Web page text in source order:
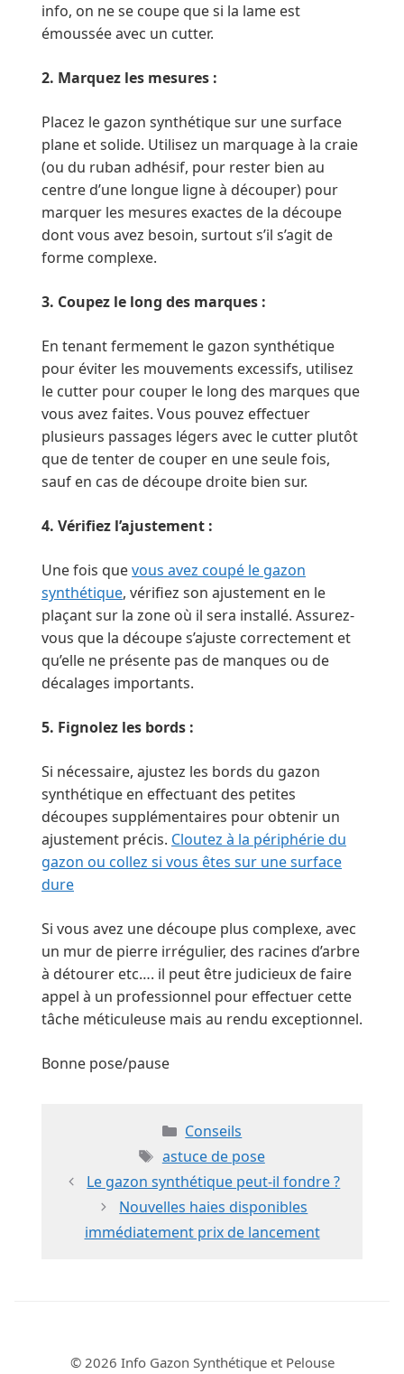
info, on ne se coupe que si la lame est
émoussée avec un cutter.
2. Marquez les mesures :
Placez le gazon synthétique sur une surface
plane et solide. Utilisez un marquage à la craie
(ou du ruban adhésif, pour rester bien au
centre d’une longue ligne à découper) pour
marquer les mesures exactes de la découpe
dont vous avez besoin, surtout s’il s’agit de
forme complexe.
3. Coupez le long des marques :
En tenant fermement le gazon synthétique
pour éviter les mouvements excessifs, utilisez
le cutter pour couper le long des marques que
vous avez faites. Vous pouvez effectuer
plusieurs passages légers avec le cutter plutôt
que de tenter de couper en une seule fois,
sauf en cas de découpe droite bien sur.
4. Vérifiez l’ajustement :
Une fois quevous avez coupé le gazon
synthétique, vérifiez son ajustement en le
plaçant sur la zone où il sera installé. Assurez-
vous que la découpe s’ajuste correctement et
qu’elle ne présente pas de manques ou de
décalages importants.
5. Fignolez les bords :
Si nécessaire, ajustez les bords du gazon
synthétique en effectuant des petites
découpes supplémentaires pour obtenir un
ajustement précis. Cloutez à la périphérie du
gazon ou collez si vous êtes sur une surface
dure
Si vous avez une découpe plus complexe, avec
un mur de pierre irrégulier, des racines d’arbre
à détourer etc…. il peut être judicieux de faire
appel à un professionnel pour effectuer cette
tâche méticuleuse mais au rendu exceptionnel.
Bonne pose/pause
Catégories
Conseils
Étiquettes
astuce de pose
Le gazon synthétique peut-il fondre ?
Nouvelles haies disponibles
immédiatement prix de lancement
© 2026 Info Gazon Synthétique et Pelouse